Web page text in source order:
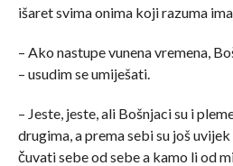
išaret svima onima koji razuma
– Ako nastupe vunena vremena,
– usudim se umiješati.
– Jeste, jeste, ali Bošnjaci su i
drugima, a prema sebi su još
čuvati sebe od sebe a kamo li od